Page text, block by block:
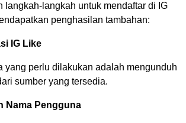
langkah-langkah untuk mendaftar di IG
penghasilan tambahan:
IG Like
yang perlu dilakukan adalah mengunduh
sumber yang tersedia.
Nama Pengguna